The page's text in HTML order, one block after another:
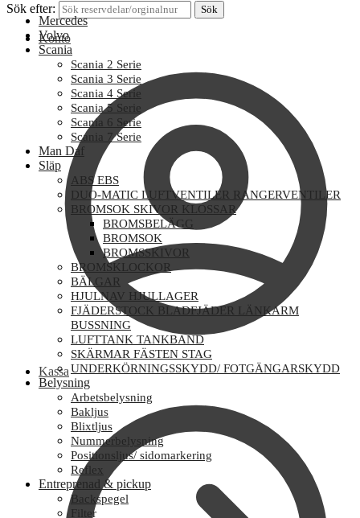
Sök efter: Sök
Konto
Kassa
Mercedes
Volvo
Scania
Scania 2 Serie
Scania 3 Serie
Scania 4 Serie
Scania 5 Serie
Scania 6 Serie
Scania 7 Serie
Man Daf
Släp
ABS EBS
DUO-MATIC LUFTVENTILER RANGERVENTILER
BROMSOK SKIVOR KLOSSAR
BROMSBELÄGG
BROMSOK
BROMSSKIVOR
BROMSKLOCKOR
BÄLGAR
HJULNAV HJULLAGER
FJÄDERSTOCK BLADFJÄDER LÄNKARM
BUSSNING
LUFTTANK TANKBAND
SKÄRMAR FÄSTEN STAG
UNDERKÖRNINGSSKYDD/ FOTGÄNGARSKYDD
Belysning
Arbetsbelysning
Bakljus
Blixtljus
Nummerbelysning
Positionsljus/ sidomarkering
Reflex
Entreprenad & pickup
Backspegel
Filter